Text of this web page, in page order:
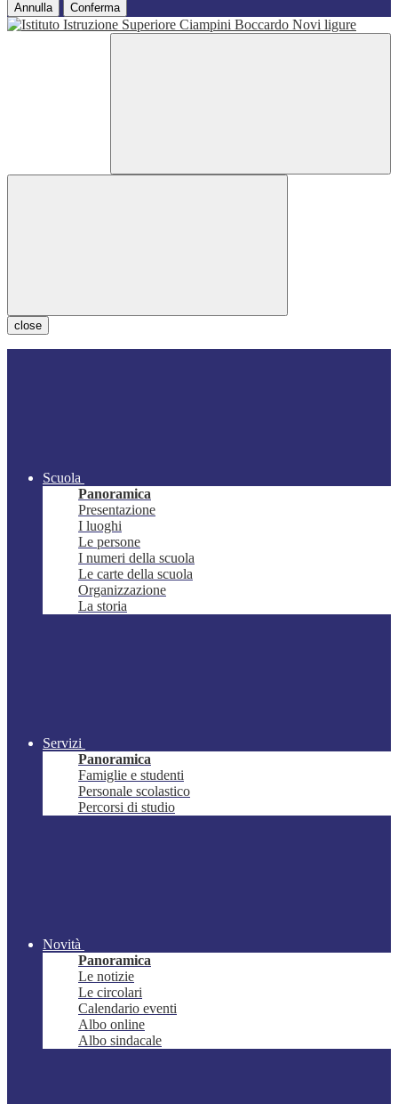
Annulla Conferma
close
Scuola
Panoramica
Presentazione
I luoghi
Le persone
I numeri della scuola
Le carte della scuola
Organizzazione
La storia
Servizi
Panoramica
Famiglie e studenti
Personale scolastico
Percorsi di studio
Novità
Panoramica
Le notizie
Le circolari
Calendario eventi
Albo online
Albo sindacale